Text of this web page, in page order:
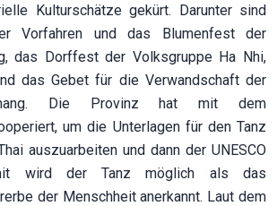
Kulturschätze gekürt. Darunter sind
Vorfahren und das Blumenfest der
das Dorffest der Volksgruppe Ha Nhi,
das Gebet für die Verwandschaft der
Die Provinz hat mit dem
um die Unterlagen für den Tanz
auszuarbeiten und dann der UNESCO
wird der Tanz möglich als das
der Menschheit anerkannt. Laut dem